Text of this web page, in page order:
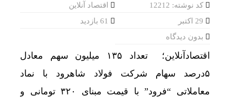
فروش کوییک S سایپا از امروز آغاز شد؛ جزئیات ثبت‌نام و شرایط
فرار هواپیماها از فرودگاه جده عربستان
ثبت قیمت کالا و خدمات در سامانه 124 الزامی شد
ثبت قیمت کالا و خدمات در سامانه 124 الزامی شد
کد نوشته: 12212
اقتصاد آنلاین
بدون دیدگاه
اقتصادآنلاین؛ تعداد ۱۳۵ میلیون سهم معادل
۵درصد سهام شرکت فولاد شاهرود با نماد
معاملاتی “فرود” با قیمت مبنای ۳۲۰ تومانی و